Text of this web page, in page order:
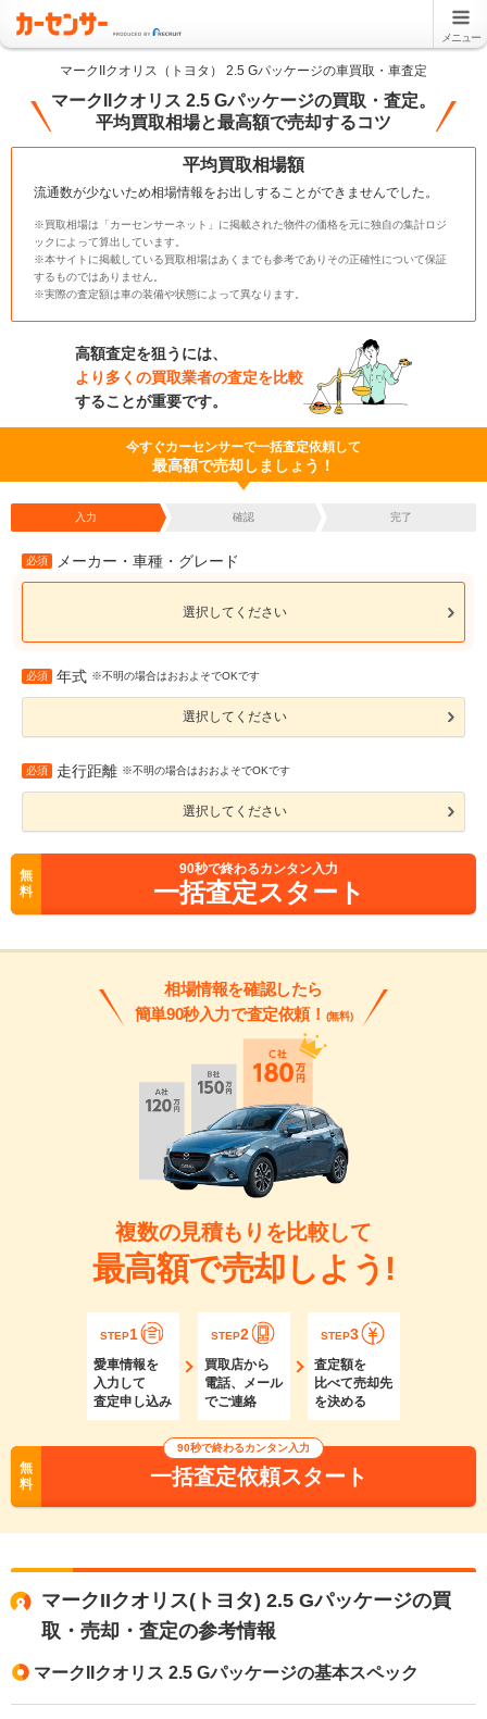
メニュー
マークIIクオリス（トヨタ） 2.5 Gパッケージの車買取・車査定
マークIIクオリス 2.5 Gパッケージの買取・査定。
平均買取相場と最高額で売却するコツ
平均買取相場額
流通数が少ないため相場情報をお出しすることができませんでした。
※買取相場は「カーセンサーネット」に掲載された物件の価格を元に独自の集計ロジ
ックによって算出しています。
※本サイトに掲載している買取相場はあくまでも参考でありその正確性について保証
するものではありません。
※実際の査定額は車の装備や状態によって異なります。
高額査定を狙うには、
より多くの買取業者の査定を比較
することが重要です。
今すぐカーセンサーで一括査定依頼して
最高額で売却しましょう！
入力 確認 完了
必須 メーカー・車種・グレード
選択してください
必須 年式 ※不明の場合はおおよそでOKです
選択してください
必須 走行距離 ※不明の場合はおおよそでOKです
選択してください
無
料
90秒で終わるカンタン入力
一括査定スタート
相場情報を確認したら
簡単90秒入力で査定依頼！ (無料)
複数の見積もりを比較して
最高額で売却しよう!
STEP1
愛車情報を
入力して
査定申し込み
STEP2
買取店から
電話、メール
でご連絡
STEP3
査定額を
比べて売却先
を決める
無
料
90秒で終わるカンタン入力
一括査定依頼スタート
マークIIクオリス(トヨタ) 2.5 Gパッケージの買
取・売却・査定の参考情報
マークIIクオリス 2.5 Gパッケージの基本スペック